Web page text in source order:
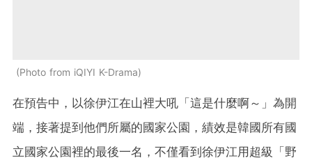
Photo from iQIYI K-Drama
在預告中，以徐伊江在山裡大吼「這是什麼啊～」為開
端，接著提到他們所屬的國家公園，績效是韓國所有國
立國家公園裡的最後一名，不僅看到徐伊江用超級「野